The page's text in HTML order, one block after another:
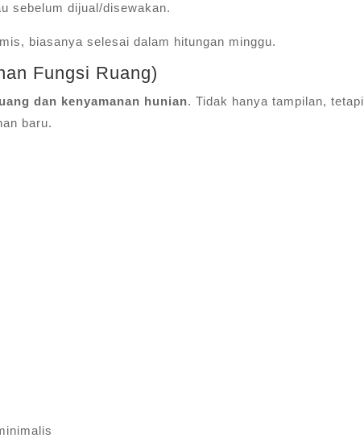
sebelum dijual/disewakan.
biasanya selesai dalam hitungan minggu.
Fungsi Ruang)
dan kenyamanan hunian. Tidak hanya tampilan,
baru.